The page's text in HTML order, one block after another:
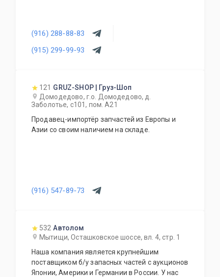
(916) 288-88-83
(915) 299-99-93
121 GRUZ-SHOP | Груз-Шоп
Домодедово, г.о. Домодедово, д.
Заболотье, с101, пом. А21
Продавец-импортёр запчастей из Европы и
Азии со своим наличием на складе.
(916) 547-89-73
532 Автолом
Мытищи, Осташковское шоссе, вл. 4, стр. 1
Наша компания является крупнейшим
поставщиком б/у запасных частей с аукционов
Японии, Америки и Германии в России. У нас